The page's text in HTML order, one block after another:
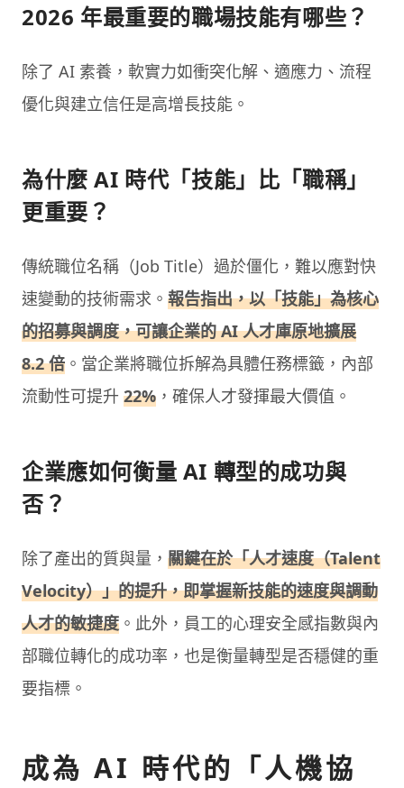
2026 年最重要的職場技能有哪些？
除了 AI 素養，軟實力如衝突化解、適應力、流程
優化與建立信任是高增長技能。
為什麼 AI 時代「技能」比「職稱」
更重要？
傳統職位名稱（Job Title）過於僵化，難以應對快
速變動的技術需求。 報告指出，以「技能」為核心
的招募與調度，可讓企業的 AI 人才庫原地擴展
8.2 倍 。當企業將職位拆解為具體任務標籤，內部
流動性可提升 22% ，確保人才發揮最大價值。
企業應如何衡量 AI 轉型的成功與
否？
除了產出的質與量， 關鍵在於「人才速度（Talent
Velocity）」的提升，即掌握新技能的速度與調動
人才的敏捷度 。此外，員工的心理安全感指數與內
部職位轉化的成功率，也是衡量轉型是否穩健的重
要指標。
成為 AI 時代的「人機協